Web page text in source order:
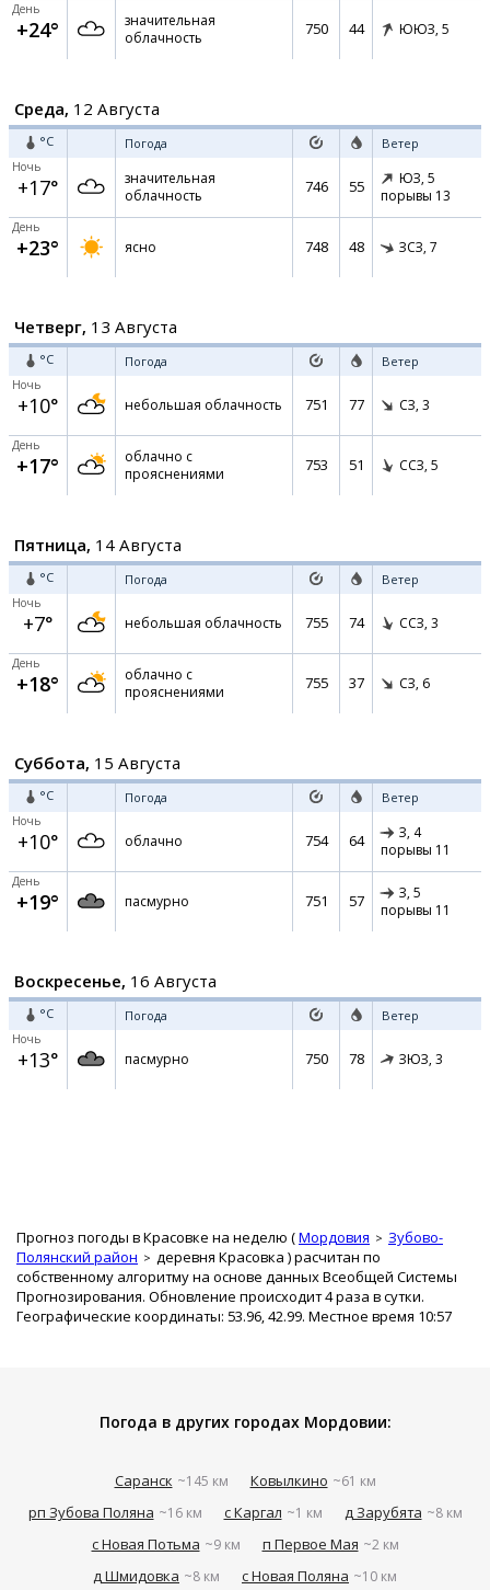
День
+24°
значительная
облачность
750 44 ЮЮЗ, 5
Среда, 12 Августа
°C Погода Ветер
Ночь
+17°
значительная
облачность
746 55 ЮЗ, 5
порывы 13
День
+23° ясно 748 48 ЗСЗ, 7
Четверг, 13 Августа
°C Погода Ветер
Ночь
+10° небольшая облачность 751 77 СЗ, 3
День
+17°
облачно с
прояснениями
753 51 ССЗ, 5
Пятница, 14 Августа
°C Погода Ветер
Ночь
+7° небольшая облачность 755 74 ССЗ, 3
День
+18°
облачно с
прояснениями
755 37 СЗ, 6
Суббота, 15 Августа
°C Погода Ветер
Ночь
+10° облачно 754 64 З, 4
порывы 11
День
+19° пасмурно 751 57 З, 5
порывы 11
Воскресенье, 16 Августа
°C Погода Ветер
Ночь
+13° пасмурно 750 78 ЗЮЗ, 3
Прогноз погоды в Красовке на неделю (Мордовия
Зубово-
Полянский район
деревня Красовка ) расчитан по
собственному алгоритму на основе данных Всеобщей Системы
Прогнозирования. Обновление происходит 4 раза в сутки.
Географические координаты: 53.96, 42.99. Местное время 10:57
Погода в других городах Мордовии:
Саранск ~145 км Ковылкино ~61 км
рп Зубова Поляна ~16 км с Каргал ~1 км д Зарубята ~8 км
с Новая Потьма ~9 км п Первое Мая ~2 км
д Шмидовка ~8 км с Новая Поляна ~10 км